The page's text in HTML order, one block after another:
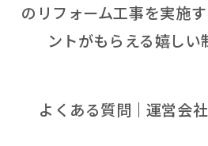
のリフォーム工事を実施
ントがもらえる嬉しい
よくある質問 運営会社